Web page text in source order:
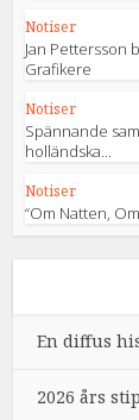
Notiser
Jan Pettersson
Grafikere
Notiser
Spännande
holländska...
Notiser
“Om Natten,
En diffus
2026 års